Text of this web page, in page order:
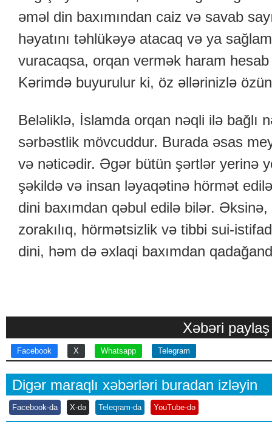
əməl din baxımından caiz və savab
həyatını təhlükəyə atacaq və ya
vuracaqsa, orqan vermək haram
Kərimdə buyurulur ki, öz əllərinizlə
Beləliklə, İslamda orqan nəqli ilə bağlı
sərbəstlik mövcuddur. Burada əsas
və nəticədir. Əgər bütün şərtlər yerinə
şəkildə və insan ləyaqətinə hörmət
dini baxımdan qəbul edilə bilər. Əksinə,
zorakılıq, hörmətsizlik və tibbi sui-
dini, həm də əxlaqi baxımdan
Xəbəri paylaş
Facebook X Whatsapp Telegram
Digər maraqlı xəbərləri buradan izləyin
Facebook-da X-də Teleqram-da YouTube-də